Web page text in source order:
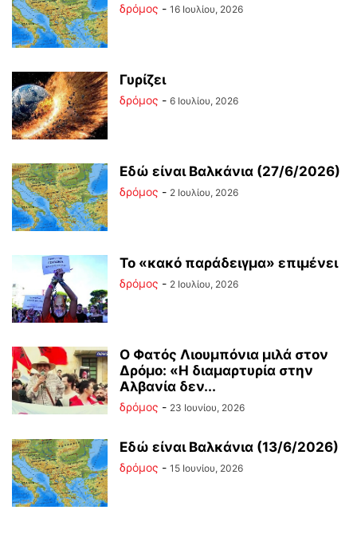
δρόμος - 16 Ιουλίου, 2026
Γυρίζει
δρόμος - 6 Ιουλίου, 2026
Εδώ είναι Βαλκάνια (27/6/2026)
δρόμος - 2 Ιουλίου, 2026
Το «κακό παράδειγμα» επιμένει
δρόμος - 2 Ιουλίου, 2026
Ο Φατός Λιουμπόνια μιλά στον
Δρόμο: «Η διαμαρτυρία στην
Αλβανία δεν...
δρόμος - 23 Ιουνίου, 2026
Εδώ είναι Βαλκάνια (13/6/2026)
δρόμος - 15 Ιουνίου, 2026